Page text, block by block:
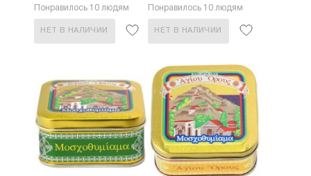
Понравилось 10 людям
НЕТ В НАЛИЧИИ
Понравилось 10 людям
НЕТ В НАЛИЧИИ